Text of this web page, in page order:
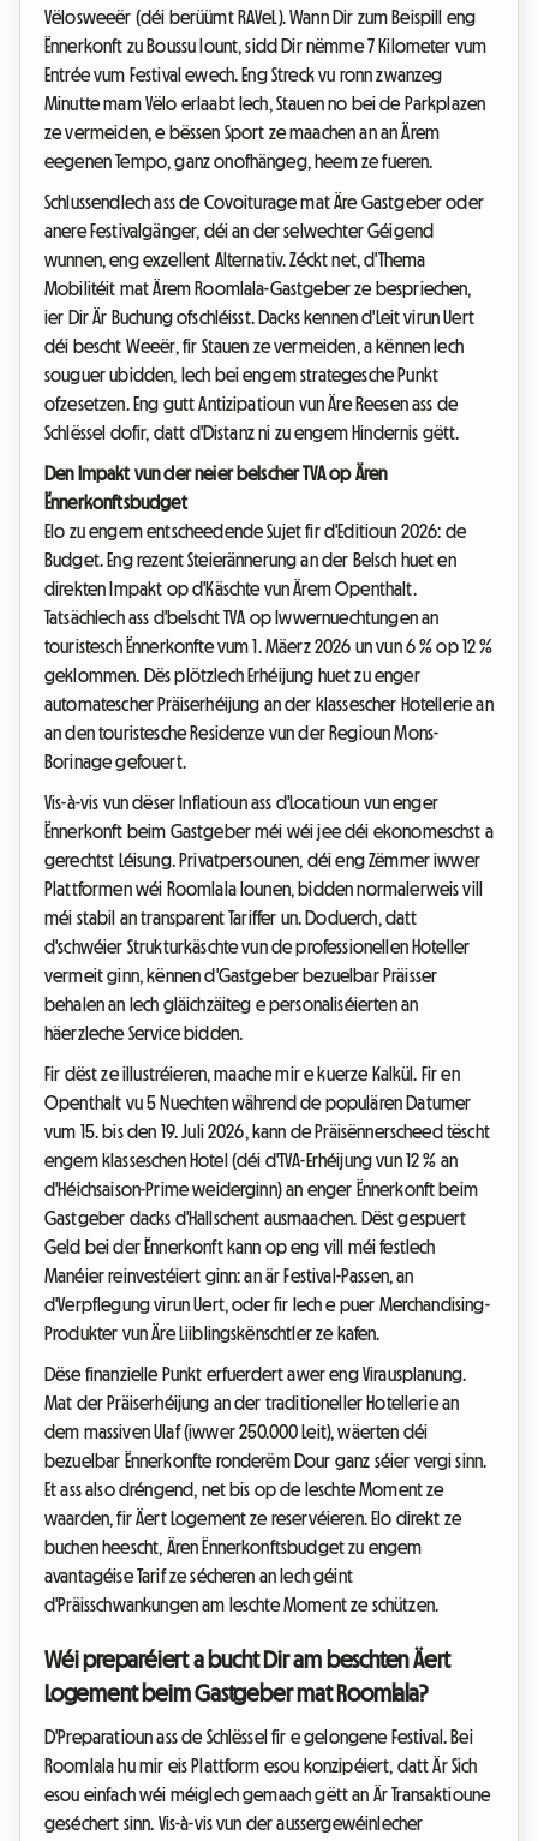
Vëlosweeër (déi berüümt RAVeL). Wann Dir zum Beispill eng
Ënnerkonft zu Boussu lount, sidd Dir nëmme 7 Kilometer vum
Entrée vum Festival ewech. Eng Streck vu ronn zwanzeg
Minutte mam Vëlo erlaabt Iech, Stauen no bei de Parkplazen
ze vermeiden, e bëssen Sport ze maachen an an Ärem
eegenen Tempo, ganz onofhängeg, heem ze fueren.
Schlussendlech ass de Covoiturage mat Äre Gastgeber oder
anere Festivalgänger, déi an der selwechter Géigend
wunnen, eng exzellent Alternativ. Zéckt net, d'Thema
Mobilitéit mat Ärem Roomlala-Gastgeber ze bespriechen,
ier Dir Är Buchung ofschléisst. Dacks kennen d'Leit virun Uert
déi bescht Weeër, fir Stauen ze vermeiden, a kënnen Iech
souguer ubidden, Iech bei engem strategesche Punkt
ofzesetzen. Eng gutt Antizipatioun vun Äre Reesen ass de
Schlëssel dofir, datt d'Distanz ni zu engem Hindernis gëtt.
Den Impakt vun der neier belscher TVA op Ären
Ënnerkonftsbudget
Elo zu engem entscheedende Sujet fir d'Editioun 2026: de
Budget. Eng rezent Steierännerung an der Belsch huet en
direkten Impakt op d'Käschte vun Ärem Openthalt.
Tatsächlech ass d'belscht TVA op Iwwernuechtungen an
touristesch Ënnerkonfte vum 1. Mäerz 2026 un vun 6 % op 12 %
geklommen. Dës plötzlech Erhéijung huet zu enger
automatescher Präiserhéijung an der klassescher Hotellerie an
an den touristesche Residenze vun der Regioun Mons-
Borinage gefouert.
Vis-à-vis vun dëser Inflatioun ass d'Locatioun vun enger
Ënnerkonft beim Gastgeber méi wéi jee déi ekonomeschst a
gerechtst Léisung. Privatpersounen, déi eng Zëmmer iwwer
Plattformen wéi Roomlala lounen, bidden normalerweis vill
méi stabil an transparent Tariffer un. Doduerch, datt
d'schwéier Strukturkäschte vun de professionellen Hoteller
vermeit ginn, kënnen d'Gastgeber bezuelbar Präisser
behalen an Iech gläichzäiteg e personaliséierten an
häerzleche Service bidden.
Fir dëst ze illustréieren, maache mir e kuerze Kalkül. Fir en
Openthalt vu 5 Nuechten während de populären Datumer
vum 15. bis den 19. Juli 2026, kann de Präisënnerscheed tëscht
engem klasseschen Hotel (déi d'TVA-Erhéijung vun 12 % an
d'Héichsaison-Prime weiderginn) an enger Ënnerkonft beim
Gastgeber dacks d'Hallschent ausmaachen. Dëst gespuert
Geld bei der Ënnerkonft kann op eng vill méi festlech
Manéier reinvestéiert ginn: an är Festival-Passen, an
d'Verpflegung virun Uert, oder fir Iech e puer Merchandising-
Produkter vun Äre Liiblingskënschtler ze kafen.
Dëse finanzielle Punkt erfuerdert awer eng Virausplanung.
Mat der Präiserhéijung an der traditioneller Hotellerie an
dem massiven Ulaf (iwwer 250.000 Leit), wäerten déi
bezuelbar Ënnerkonfte ronderëm Dour ganz séier vergi sinn.
Et ass also dréngend, net bis op de leschte Moment ze
waarden, fir Äert Logement ze reservéieren. Elo direkt ze
buchen heescht, Ären Ënnerkonftsbudget zu engem
avantagéise Tarif ze sécheren an Iech géint
d'Präisschwankungen am leschte Moment ze schützen.
Wéi preparéiert a bucht Dir am beschten Äert
Logement beim Gastgeber mat Roomlala?
D'Preparatioun ass de Schlëssel fir e gelongene Festival. Bei
Roomlala hu mir eis Plattform esou konzipéiert, datt Är Sich
esou einfach wéi méiglech gemaach gëtt an Är Transaktioune
geséchert sinn. Vis-à-vis vun der aussergewéinlecher